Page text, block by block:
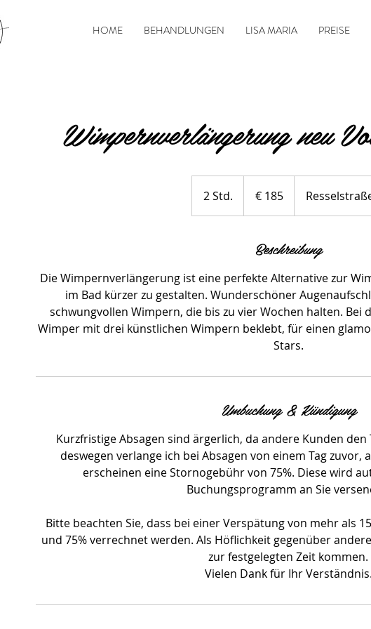
HOME BEHANDLUNGEN LISA MARIA PREISE
Wimpernverlängerung neu
2 Std.
S
€ 185
Beschreibung
Die Wimpernverlängerung ist eine perfekte Alternative zur
im Bad kürzer zu gestalten. Wunderschöner
schwungvollen Wimpern, die bis zu vier Wochen halten. Bei
Wimper mit drei künstlichen Wimpern beklebt, für einen
Stars.
Umbuchung & Kündigung
Kurzfristige Absagen sind ärgerlich, da andere Kunden
deswegen verlange ich bei Absagen von einem Tag zuvor,
erscheinen eine Stornogebühr von 75%. Diese wird
Buchungsprogramm an Sie
Bitte beachten Sie, dass bei einer Verspätung von mehr als
und 75% verrechnet werden. Als Höflichkeit gegenüber
zur festgelegten Zeit kommen.